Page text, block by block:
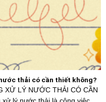
thải có cần thiết không?
XỬ LÝ NƯỚC THẢI CÓ CẦN